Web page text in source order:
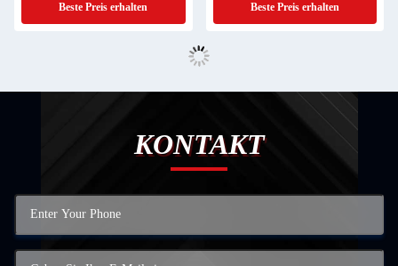
Beste Preis erhalten Beste Preis erhalten
KONTAKT